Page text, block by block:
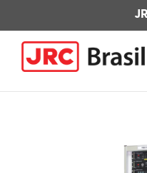
conteúdo